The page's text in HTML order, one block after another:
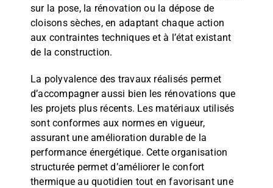
sur la pose, la rénovation ou la dépose de
cloisons sèches, en adaptant chaque action
aux contraintes techniques et à l’état existant
de la construction.
La polyvalence des travaux réalisés permet
d’accompagner aussi bien les rénovations que
les projets plus récents. Les matériaux utilisés
sont conformes aux normes en vigueur,
assurant une amélioration durable de la
performance énergétique. Cette organisation
structurée permet d’améliorer le confort
thermique au quotidien tout en favorisant une